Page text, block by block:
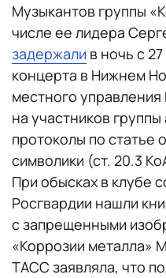
Музыкантов группы
числе ее лидера
задержали в ночь с
концерта в Нижнем
местного
на участников
протоколы по статье
символики (ст. 20.3
При обысках в клубе
Росгвардии нашли
с запрещенными
«Коррозии металла»
ТАСС заявляла, что